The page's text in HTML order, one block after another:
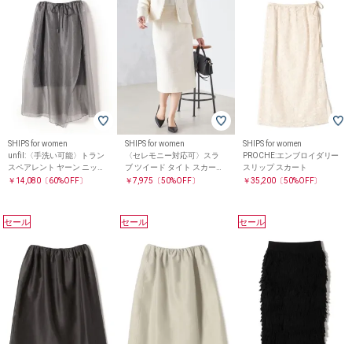
SHIPS for women
unfil:〈手洗い可能〉トラン
スペアレント ヤーン ニット
スカート
￥14,080〔60%OFF〕
SHIPS for women
〈セレモニー対応可〉スラ
ブ ツイード タイト スカート
24SS（セットアップ対応）
￥7,975 〔50%OFF〕
SHIPS for women
PROCHE:エンブロイダリー
スリップ スカート
￥35,200〔50%OFF〕
セール セール セール